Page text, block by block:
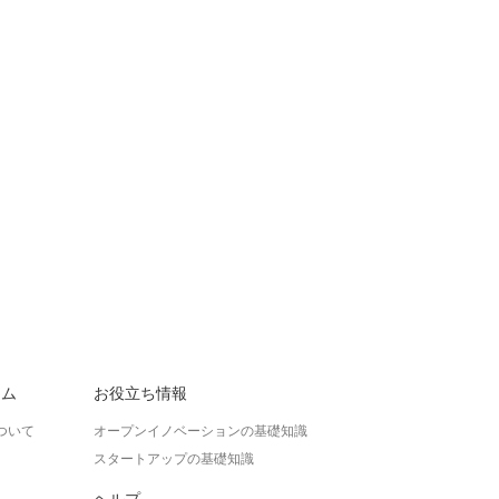
いて
お役立ち情報
オープンイノベーションの基礎知識
スタートアップの基礎知識